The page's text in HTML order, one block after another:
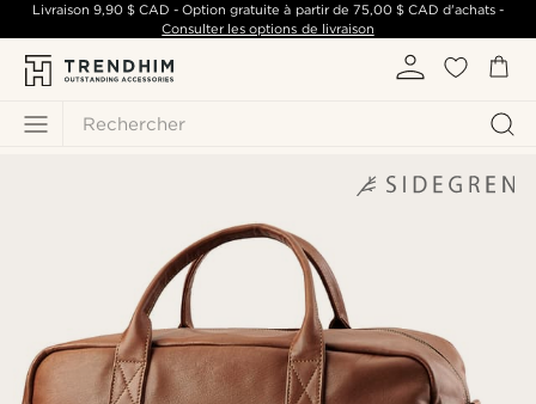
Rechercher
Livraison 9,90 $ CAD - Option gratuite à partir de 75,00 $ CAD d'achats -
Consulter les options de livraison